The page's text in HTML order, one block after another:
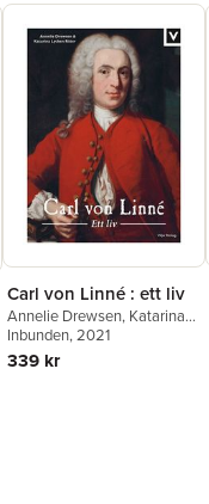
Carl von Linné : ett liv
Annelie Drewsen, Katarina
Lycken Rüter
Inbunden, 2021
339 kr